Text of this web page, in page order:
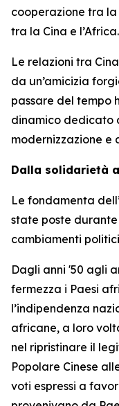
cooperazione tra
tra la Cina e l’Africa.
Le relazioni tra
da un’amicizia
passare del tempo
dinamico dedicato
modernizzazione e
Dalla solidarietà
Le fondamenta
state poste
cambiamenti
Dagli anni '50 agli
fermezza i Paesi
l’indipendenza
africane, a loro
nel ripristinare il
Popolare Cinese
voti espressi a